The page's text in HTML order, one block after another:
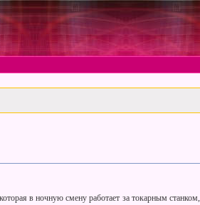
в ночную смену работает за токарным станком,